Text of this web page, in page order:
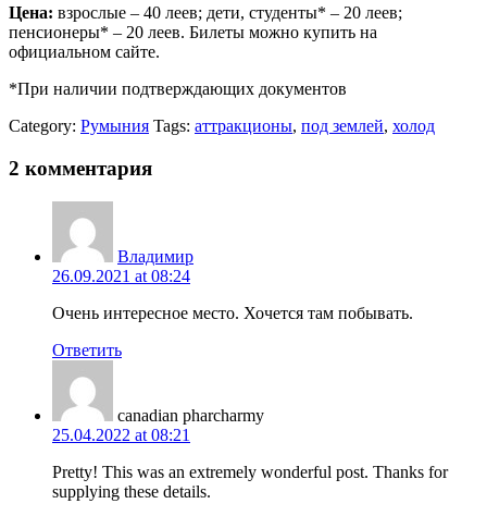
Цена: взрослые – 40 леев; дети, студенты* – 20 леев;
пенсионеры* – 20 леев. Билеты можно купить на
официальном сайте.
*При наличии подтверждающих документов
Category: Румыния Tags: аттракционы, под землей, холод
2 комментария
Владимир
26.09.2021 at 08:24
Очень интересное место. Хочется там побывать.
Ответить
canadian pharcharmy
25.04.2022 at 08:21
Pretty! This was an extremely wonderful post. Thanks for
supplying these details.